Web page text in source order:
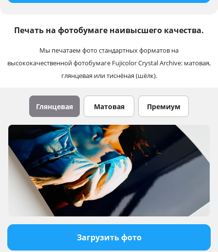
Печать на фотобумаге наивысшего качества.
Мы печатаем фото стандартных форматов на
высококачественной фотобумаге Fujicolor Crystal Archive: матовая,
глянцевая или тиснёная (шёлк).
Глянцевая Матовая Премиум
Загрузить фото